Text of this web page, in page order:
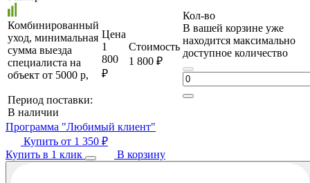
Комбинированный
уход, минимальная
сумма выезда
специалиста на
объект от 5000 р,
Период поставки:
В наличии
Цена
1
800
₽
Стоимость
1 800 ₽
Кол-во
В вашей корзине уже
находится максимально
доступное количество
Программа "Любимый клиент"
Купить от 1 350 ₽
Купить в 1 клик
В корзину